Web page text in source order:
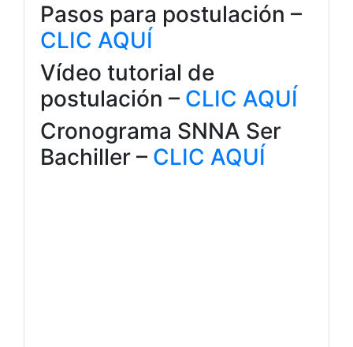
Pasos para postulación –
CLIC AQUÍ
Vídeo tutorial de
postulación – CLIC AQUÍ
Cronograma SNNA Ser
Bachiller – CLIC AQUÍ